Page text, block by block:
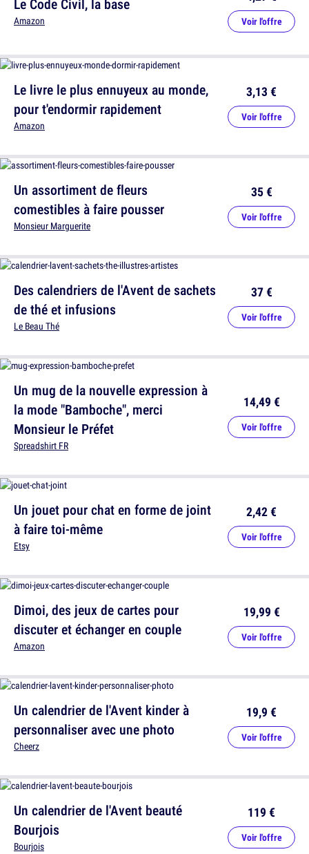
Le Code Civil, la base
Amazon Voir l'offre
Un assortiment de fleurs
comestibles à faire pousser
Monsieur Marguerite
35 €
Voir l'offre
Un mug de la nouvelle expression à
la mode "Bamboche", merci
Monsieur le Préfet
Spreadshirt FR
14,49 €
Voir l'offre
Dimoi, des jeux de cartes pour
discuter et échanger en couple
Amazon
19,99 €
Voir l'offre
Un calendrier de l'Avent beauté
Bourjois
Bourjois
119 €
Voir l'offre
Le livre le plus ennuyeux au monde,
pour t'endormir rapidement
Amazon
3,13 €
Voir l'offre
Des calendriers de l'Avent de sachets
de thé et infusions
Le Beau Thé
37 €
Voir l'offre
Un jouet pour chat en forme de joint
à faire toi-même
Etsy
2,42 €
Voir l'offre
Un calendrier de l'Avent kinder à
personnaliser avec une photo
Cheerz
19,9 €
Voir l'offre